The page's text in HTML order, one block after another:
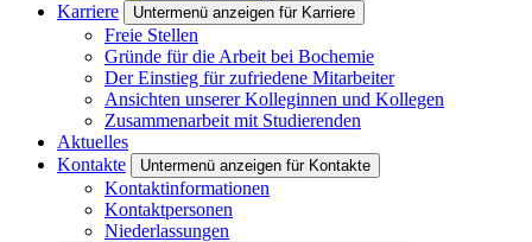
Karriere
Untermenü anzeigen für Karriere
Freie Stellen
Gründe für die Arbeit bei Bochemie
Der Einstieg für zufriedene Mitarbeiter
Ansichten unserer Kolleginnen und Kollegen
Zusammenarbeit mit Studierenden
Aktuelles
Kontakte
Untermenü anzeigen für Kontakte
Kontaktinformationen
Kontaktpersonen
Niederlassungen